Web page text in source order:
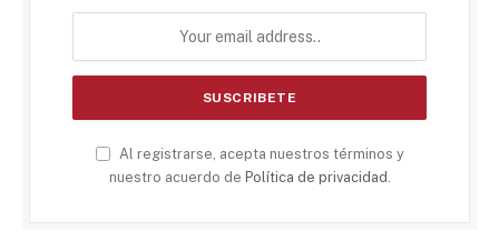
Al registrarse, acepta nuestros términos y
nuestro acuerdo de Política de privacidad